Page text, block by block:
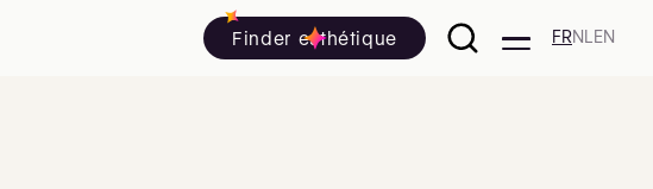
Finder esthétique FRNL EN